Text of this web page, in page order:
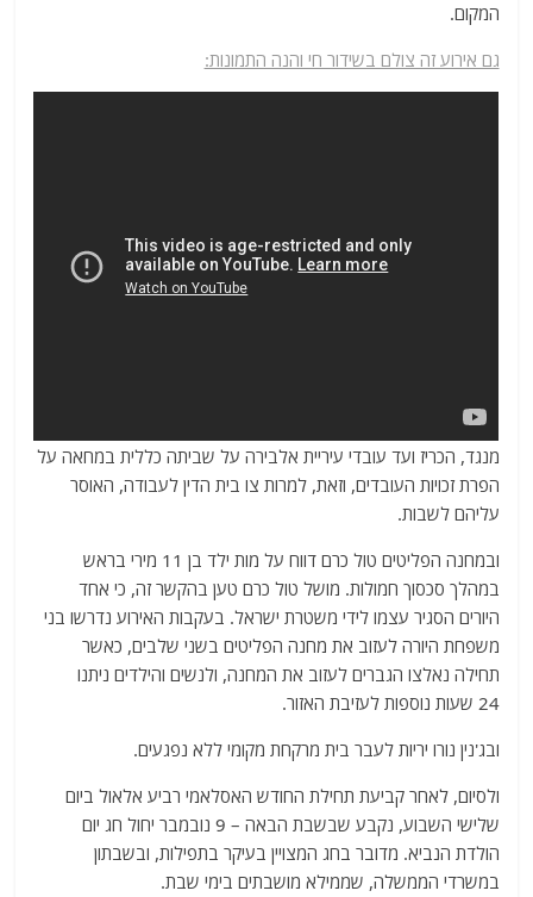
המקום.
גם אירוע זה צולם בשידור חי והנה התמונות:
מנגד, הכריז ועד עובדי עיריית אלבירה על שביתה כללית במחאה על
הפרת זכויות העובדים, וזאת, למרות צו בית הדין לעבודה, האוסר
עליהם לשבות.
ובמחנה הפליטים טול כרם דווח על מות ילד בן 11 מירי בראש
במהלך סכסוך חמולות. מושל טול כרם טען בהקשר זה, כי אחד
היורים הסגיר עצמו לידי משטרת ישראל. בעקבות האירוע נדרשו בני
משפחת היורה לעזוב את מחנה הפליטים בשני שלבים, כאשר
תחילה נאלצו הגברים לעזוב את המחנה, ולנשים והילדים ניתנו
24 שעות נוספות לעזיבת האזור.
ובג'נין נורו יריות לעבר בית מרקחת מקומי ללא נפגעים.
ולסיום, לאחר קביעת תחילת החודש האסלאמי רביע אלאול ביום
שלישי השבוע, נקבע שבשבת הבאה – 9 נובמבר יחול חג יום
הולדת הנביא. מדובר בחג המצויין בעיקר בתפילות, ובשבתון
במשרדי הממשלה, שממילא מושבתים בימי שבת.